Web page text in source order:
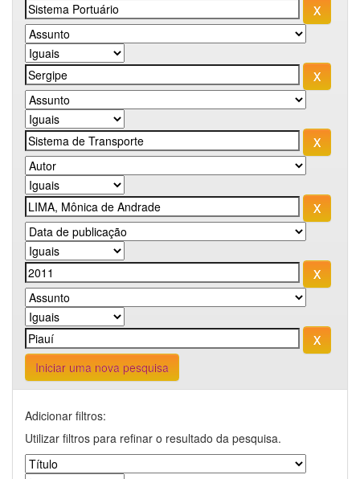
Iniciar uma nova pesquisa
Adicionar filtros:
Utilizar filtros para refinar o resultado da pesquisa.